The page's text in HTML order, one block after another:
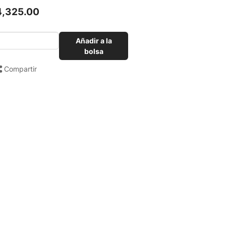
Añadir a la
bolsa
Compartir